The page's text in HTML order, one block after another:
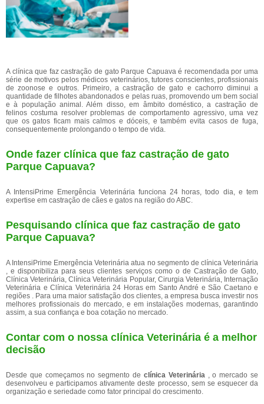
A clínica que faz castração de gato Parque Capuava é recomendada por uma
série de motivos pelos médicos veterinários, tutores conscientes, profissionais
de zoonose e outros. Primeiro, a castração de gato e cachorro diminui a
quantidade de filhotes abandonados e pelas ruas, promovendo um bem social
e à população animal. Além disso, em âmbito doméstico, a castração de
felinos costuma resolver problemas de comportamento agressivo, uma vez
que os gatos ficam mais calmos e dóceis, e também evita casos de fuga,
consequentemente prolongando o tempo de vida.
Onde fazer clínica que faz castração de gato
Parque Capuava?
A IntensiPrime Emergência Veterinária funciona 24 horas, todo dia, e tem
expertise em castração de cães e gatos na região do ABC.
Pesquisando clínica que faz castração de gato
Parque Capuava?
A IntensiPrime Emergência Veterinária atua no segmento de clínica Veterinária
, e disponibiliza para seus clientes serviços como o de Castração de Gato,
Clínica Veterinária, Clínica Veterinária Popular, Cirurgia Veterinária, Internação
Veterinária e Clínica Veterinária 24 Horas em Santo André e São Caetano e
regiões . Para uma maior satisfação dos clientes, a empresa busca investir nos
melhores profissionais do mercado, e em instalações modernas, garantindo
assim, a sua confiança e boa cotação no mercado.
Contar com o nossa clínica Veterinária é a melhor
decisão
Desde que começamos no segmento de clínica Veterinária , o mercado se
desenvolveu e participamos ativamente deste processo, sem se esquecer da
organização e seriedade como fator principal do crescimento.